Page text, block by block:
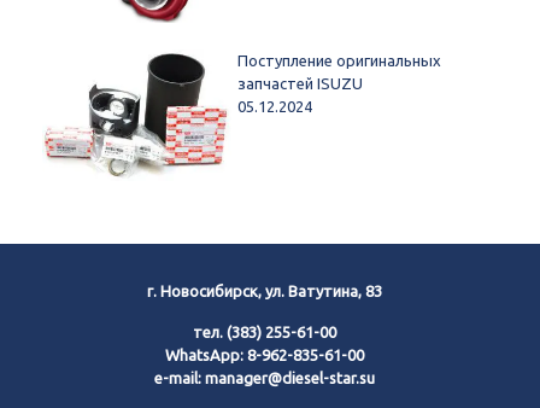
Поступление оригинальных
запчастей ISUZU
05.12.2024
г. Новосибирск, ул. Ватутина, 83
тел. (383) 255-61-00
WhatsApp: 8-962-835-61-00
e-mail: manager@diesel-star.su